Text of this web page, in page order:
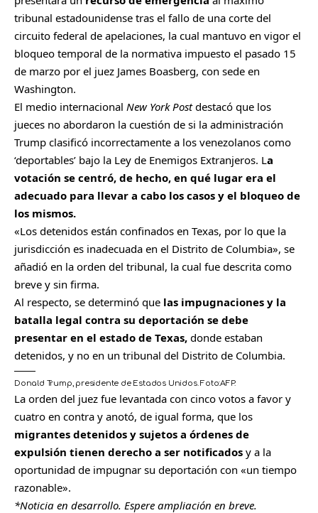
tribunal estadounidense tras el fallo de una corte del
circuito federal de apelaciones, la cual mantuvo en vigor el
bloqueo temporal de la normativa impuesto el pasado 15
de marzo por el juez James Boasberg, con sede en
Washington.
El medio internacional New York Postdestacó que los
jueces no abordaron la cuestión de si la administración
Trump clasificó incorrectamente a los venezolanos como
‘deportables’ bajo la Ley de Enemigos Extranjeros. La
votación se centró, de hecho, en qué lugar era el
adecuado para llevar a cabo los casos y el bloqueo de
los mismos.
«Los detenidos están confinados en Texas, por lo que la
jurisdicción es inadecuada en el Distrito de Columbia», se
añadió en la orden del tribunal, la cual fue descrita como
breve y sin firma.
Al respecto, se determinó que las impugnaciones y la
batalla legal contra su deportación se debe
presentar en el estado de Texas, donde estaban
detenidos, y no en un tribunal del Distrito de Columbia.
Donald Trump, presidente de Estados Unidos.Foto:AFP.
La orden del juez fue levantada con cinco votos a favor y
cuatro en contra y anotó, de igual forma, que los
migrantes detenidos y sujetos a órdenes de
expulsión tienen derecho a ser notificados y a la
oportunidad de impugnar su deportación con «un tiempo
razonable».
*Noticia en desarrollo. Espere ampliación en breve.